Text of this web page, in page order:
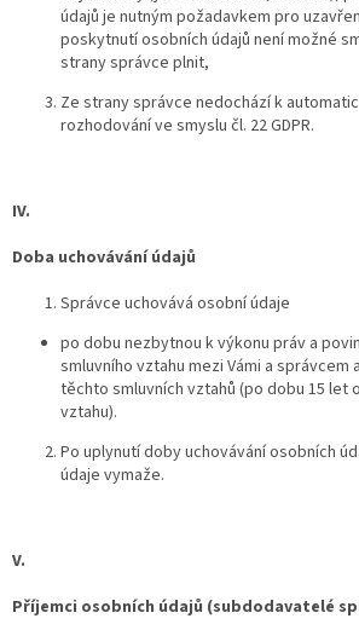
údajů je nutným požadavkem pro
poskytnutí osobních údajů není možné
strany správce plnit,
Ze strany správce nedochází k
rozhodování ve smyslu čl. 22 GDPR.
IV.
Doba uchovávání údajů
Správce uchovává osobní údaje
po dobu nezbytnou k výkonu práv a
smluvního vztahu mezi Vámi a správcem
těchto smluvních vztahů (po dobu 15 let
vztahu).
Po uplynutí doby uchovávání osobních
údaje vymaže.
V.
Příjemci osobních údajů (subdodavatelé